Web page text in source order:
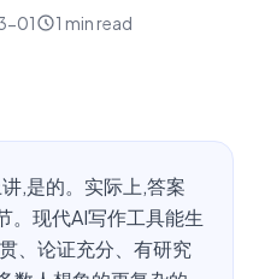
01 1 min read
,是的。实际上,答案
。现代AI写作工具能生
、论证充分、有研究